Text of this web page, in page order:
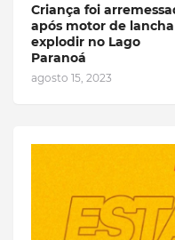
Criança foi
após motor de lancha
explodir no Lago
Paranoá
agosto 15, 2023